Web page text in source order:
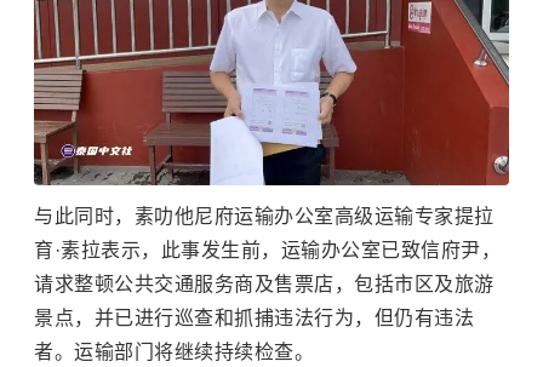
与此同时，素叻他尼府运输办公室高级运输专家提拉
育·素拉表示，此事发生前，运输办公室已致信府尹，
请求整顿公共交通服务商及售票店，包括市区及旅游
景点，并已进行巡查和抓捕违法行为，但仍有违法
者。运输部门将继续持续检查。